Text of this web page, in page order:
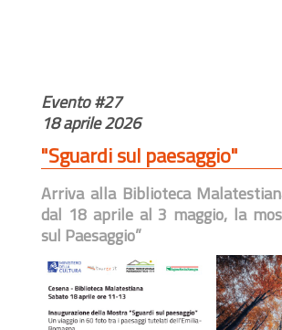
Evento #27
18 aprile 2026
"Sguardi sul paesaggio"
Arriva alla Biblioteca
dal 18 aprile al 3 maggio, la
sul Paesaggio”